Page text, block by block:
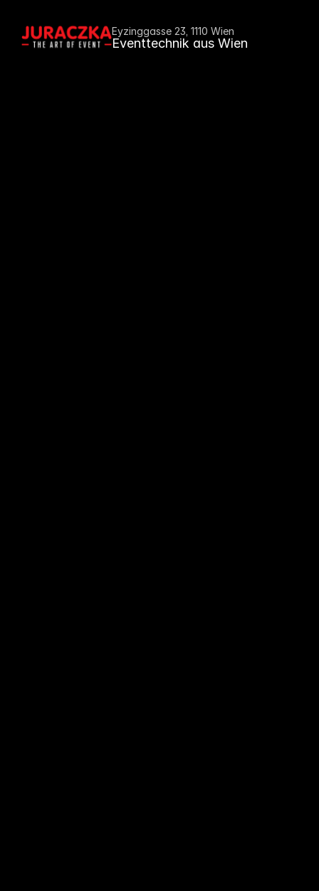
Eyzinggasse 23, 1110 Wien
Eventtechnik aus Wien